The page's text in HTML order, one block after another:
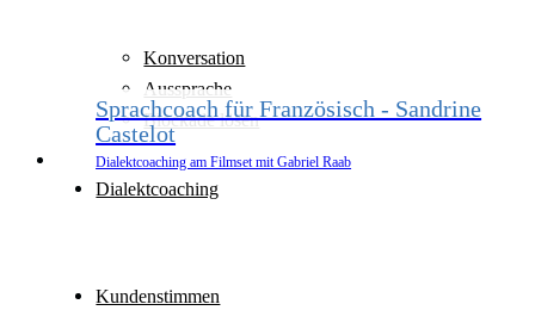
Konversation
Aussprache
Blockade lösen
Dialektcoaching
Kundenstimmen
Sprachcoach für Französisch - Sandrine
Castelot
Dialektcoaching am Filmset mit Gabriel Raab